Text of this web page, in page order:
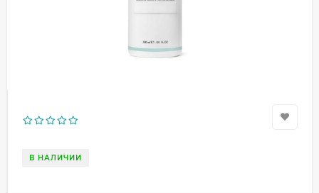
В НАЛИЧИИ